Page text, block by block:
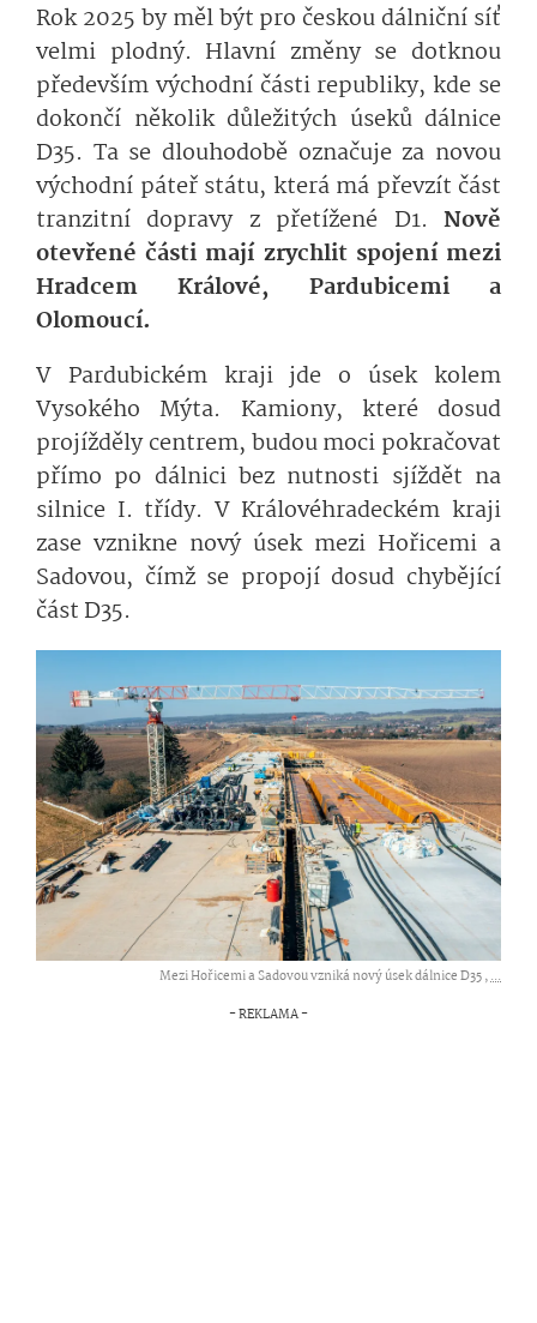
Rok 2025 by měl být pro českou dálniční síť
velmi plodný. Hlavní změny se dotknou
především východní části republiky, kde se
dokončí několik důležitých úseků dálnice
D35. Ta se dlouhodobě označuje za novou
východní páteř státu, která má převzít část
tranzitní dopravy z přetížené D1. Nově
otevřené části mají zrychlit spojení mezi
Hradcem Králové, Pardubicemi a
Olomoucí.
V Pardubickém kraji jde o úsek kolem
Vysokého Mýta. Kamiony, které dosud
projížděly centrem, budou moci pokračovat
přímo po dálnici bez nutnosti sjíždět na
silnice I. třídy. V Královéhradeckém kraji
zase vznikne nový úsek mezi Hořicemi a
Sadovou, čímž se propojí dosud chybějící
část D35.
Mezi Hořicemi a Sadovou vzniká nový úsek dálnice D35 ,...